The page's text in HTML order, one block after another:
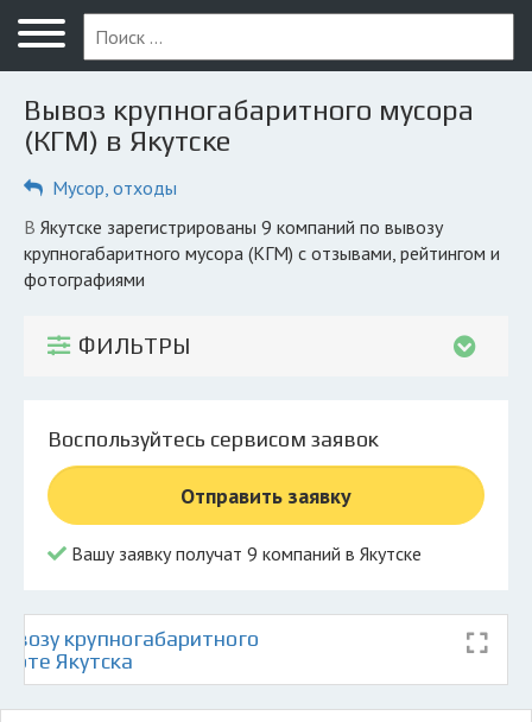
Меню
Главная
Вопрос юристу
Компании
КОМПАНИЯМ
© 2026 Все права защищены
Вывоз крупногабаритного мусора
(КГМ) в Якутске
Мусор, отходы
в Якутске зарегистрированы 9 компаний по вывозу
крупногабаритного мусора (КГМ) с отзывами, рейтингом и
фотографиями
ФИЛЬТРЫ
Воспользуйтесь сервисом заявок
Отправить заявку
Вашу заявку получат 9 компаний в Якутске
крупногабаритного
Якутска